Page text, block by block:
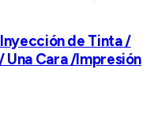
de Tinta /
Cara /Impresión